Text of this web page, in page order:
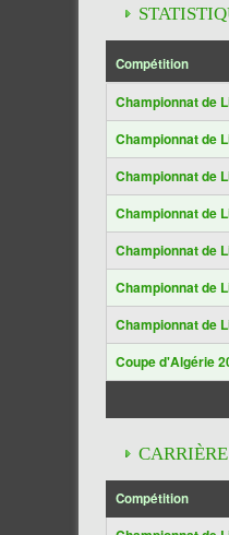
Compétition
Championnat de
Championnat de
Championnat de
Championnat de
Championnat de
Championnat de
Championnat de
Coupe d'Algérie
Compétition